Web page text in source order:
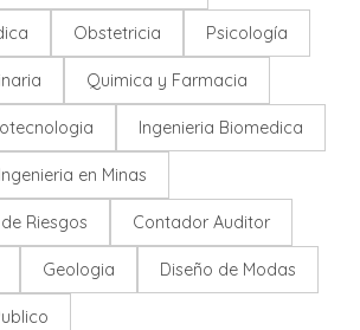
Obstetricia Psicología
Quimica y Farmacia
Ingenieria Biomedica
Ingenieria en Minas
Riesgos Contador Auditor
Geologia Diseño de Modas